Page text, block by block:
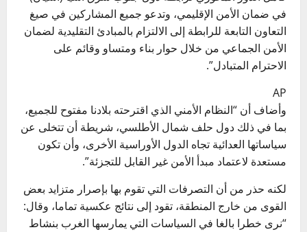
في ضمان الأمن الإقليمي، وتدعو جميع المشاركين في صيغ
التعاون التابعة للرابطة إلى الالتزام بالمبادئ التقليدية لضمان
الأمن الجماعي من خلال حوار بناء ومتساو وقائم على
الاحترام المتبادل”.
AP
وأضاف أن “النظام الأمني ​​الذي اقترحته بلادنا مفتوح للجميع،
بما في ذلك دول حلف شمال الأطلسي، شريطة أن تتخلى عن
سياساتها العدائية تجاه الدول الأوراسية الأخرى، وأن تكون
مستعدة لاعتماد مبدأ الأمن غير القابل للتجزئة”.
لكنه حذر من أن التصرفات التي تقوم بها بإصرار متزايد بعض
القوى من خارج المنطقة، تقود إلى نتائج عكسية تماما، وقال:
“نرى خطرا بالغا في السياسات التي يمارسها الغرب بنشاط